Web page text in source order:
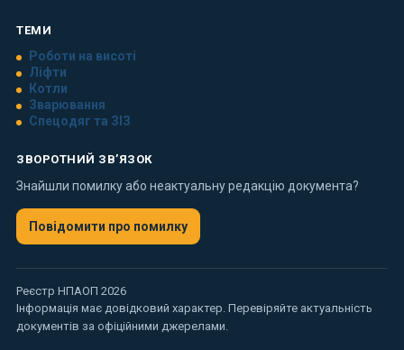
ТЕМИ
Роботи на висоті
Ліфти
Котли
Зварювання
Спецодяг та ЗІЗ
ЗВОРОТНИЙ ЗВ’ЯЗОК
Знайшли помилку або неактуальну редакцію документа?
Повідомити про помилку
Реєстр НПАОП 2026
Інформація має довідковий характер. Перевіряйте актуальність
документів за офіційними джерелами.